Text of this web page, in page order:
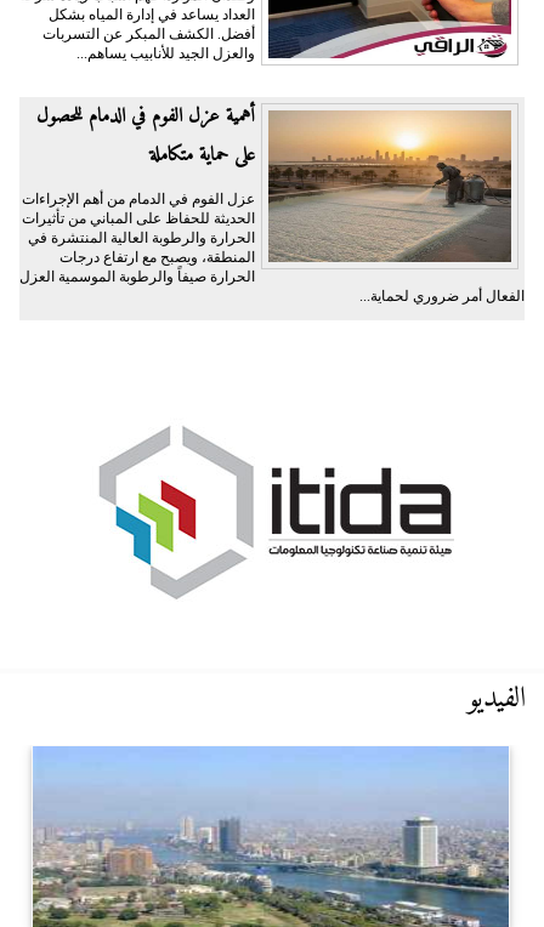
العداد يساعد في إدارة المياه بشكل
أفضل. الكشف المبكر عن التسربات
والعزل الجيد للأنابيب يساهم...
أهمية عزل الفوم في الدمام للحصول
على حماية متكاملة
عزل الفوم في الدمام من أهم الإجراءات
الحديثة للحفاظ على المباني من تأثيرات
الحرارة والرطوبة العالية المنتشرة في
المنطقة، ويصبح مع ارتفاع درجات
الحرارة صيفاً والرطوبة الموسمية العزل
الفعال أمر ضروري لحماية...
الفيديو